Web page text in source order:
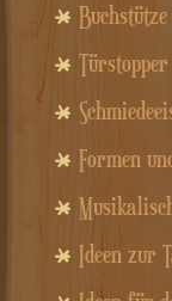
Buchstütze
Türstopper
Formen
Ideen zur